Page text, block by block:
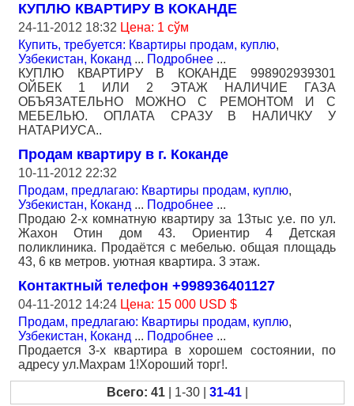
КУПЛЮ КВАРТИРУ В КОКАНДЕ
24-11-2012 18:32 Цена: 1 сўм
Купить, требуется: Квартиры продам, куплю,
Узбекистан, Коканд ... Подробнее ...
КУПЛЮ КВАРТИРУ В КОКАНДЕ 998902939301
ОЙБЕК 1 ИЛИ 2 ЭТАЖ НАЛИЧИЕ ГАЗА
ОБЪЯЗАТЕЛЬНО МОЖНО С РЕМОНТОМ И С
МЕБЕЛЬЮ. ОПЛАТА СРАЗУ В НАЛИЧКУ У
НАТАРИУСА..
Продам квартиру в г. Коканде
10-11-2012 22:32
Продам, предлагаю: Квартиры продам, куплю,
Узбекистан, Коканд ... Подробнее ...
Продаю 2-х комнатную квартиру за 13тыс у.е. по ул.
Жахон Отин дом 43. Ориентир 4 Детская
поликлиника. Продаётся с мебелью. общая площадь
43, 6 кв метров. уютная квартира. 3 этаж.
Контактный телефон +998936401127
04-11-2012 14:24 Цена: 15 000 USD $
Продам, предлагаю: Квартиры продам, куплю,
Узбекистан, Коканд ... Подробнее ...
Продается 3-х квартира в хорошем состоянии, по
адресу ул.Махрам 1!Хороший торг!.
Всего: 41 | 1-30 | 31-41